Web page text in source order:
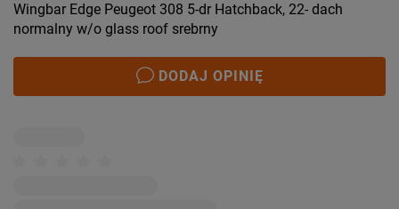
Wingbar Edge Peugeot 308 5-dr Hatchback, 22- dach
normalny w/o glass roof srebrny
DODAJ OPINIĘ